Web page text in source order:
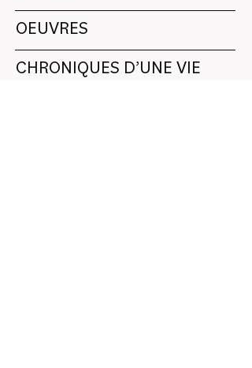
OEUVRES
CHRONIQUES D’UNE VIE